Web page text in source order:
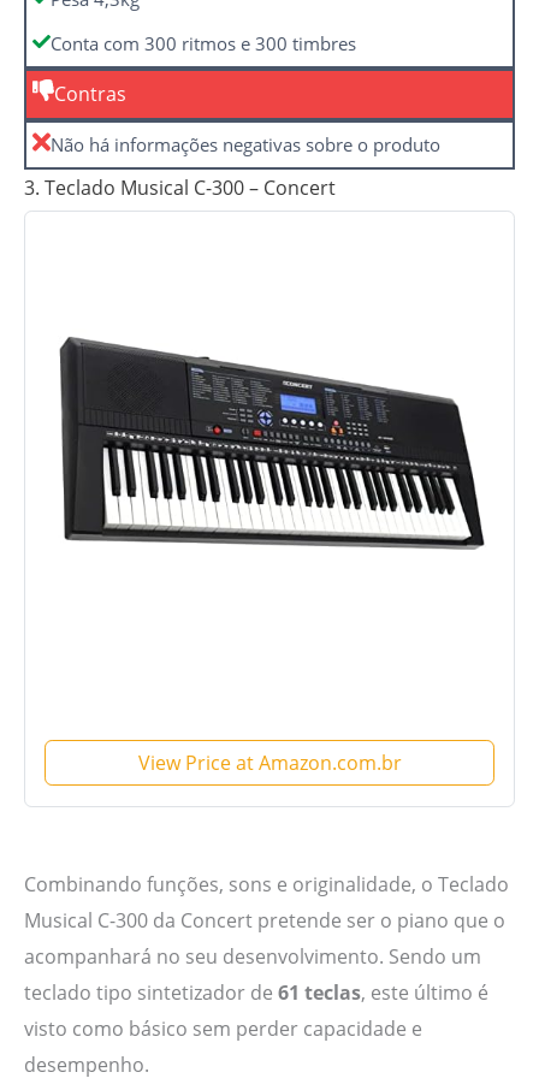
Conta com 300 ritmos e 300 timbres
Contras
Não há informações negativas sobre o produto
3. Teclado Musical C-300 – Concert
View Price at Amazon.com.br
Combinando funções, sons e originalidade, o Teclado
Musical C-300 da Concert pretende ser o piano que o
acompanhará no seu desenvolvimento. Sendo um
teclado tipo sintetizador de 61 teclas, este último é
visto como básico sem perder capacidade e
desempenho.